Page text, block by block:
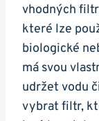
‍vhodných
které lze
biologické
má ‌svou
udržet ​vodu
vybrat filtr,